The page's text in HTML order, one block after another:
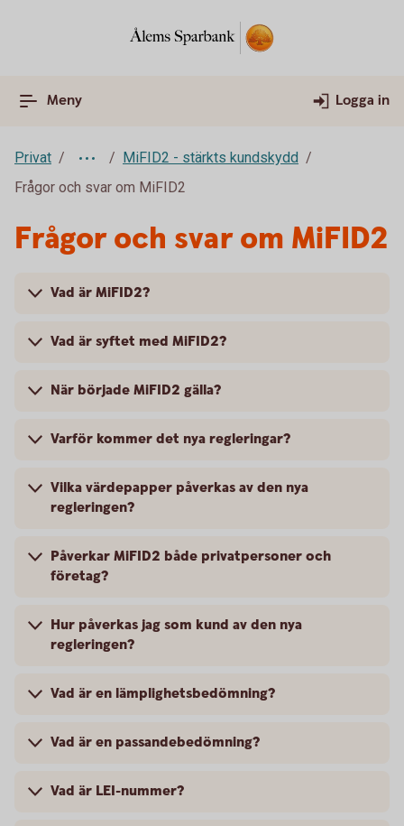
Meny Logga in
Privat
MiFID2 - stärkts kundskydd
Frågor och svar om MiFID2
Frågor och svar om MiFID2
Vad är MiFID2?
Vad är syftet med MiFID2?
När började MiFID2 gälla?
Varför kommer det nya regleringar?
Vilka värdepapper påverkas av den nya
regleringen?
Påverkar MiFID2 både privatpersoner och
företag?
Hur påverkas jag som kund av den nya
regleringen?
Vad är en lämplighetsbedömning?
Vad är en passandebedömning?
Vad är LEI-nummer?